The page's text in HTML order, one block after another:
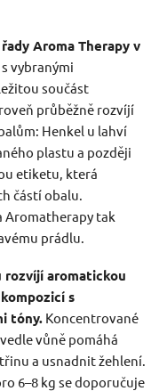
Aroma Therapy v
vybranými
součást
průběžně rozvíjí
Henkel u lahví
plastu a později
etiketu, která
částí obalu.
Aromatherapy tak
prádlu.
aromatickou
s
tóny. Koncentrované
vůně pomáhá
a usnadnit žehlení.
6–8 kg se doporučuje